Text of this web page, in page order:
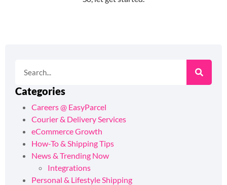
Categories
Careers @ EasyParcel
Courier & Delivery Services
eCommerce Growth
How-To & Shipping Tips
News & Trending Now
Integrations
Personal & Lifestyle Shipping